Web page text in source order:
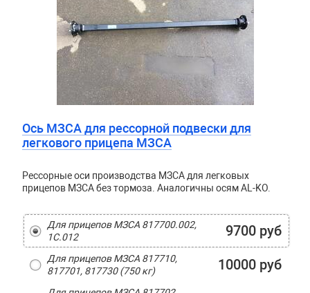
Ось МЗСА для рессорной подвески для
легкового прицепа МЗСА
Рессорные оси производства МЗСА для легковых
прицепов МЗСА без тормоза. Аналогичны осям AL-KO.
Для прицепов МЗСА 817700.002,
1С.012
9700 руб
Для прицепов МЗСА 817710,
817701, 817730 (750 кг)
10000 руб